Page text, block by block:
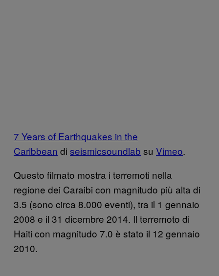
7 Years of Earthquakes in the
Caribbean di seismicsoundlab su Vimeo.
Questo filmato mostra i terremoti nella
regione dei Caraibi con magnitudo più alta di
3.5 (sono circa 8.000 eventi), tra il 1 gennaio
2008 e il 31 dicembre 2014. Il terremoto di
Haiti con magnitudo 7.0 è stato il 12 gennaio
2010.